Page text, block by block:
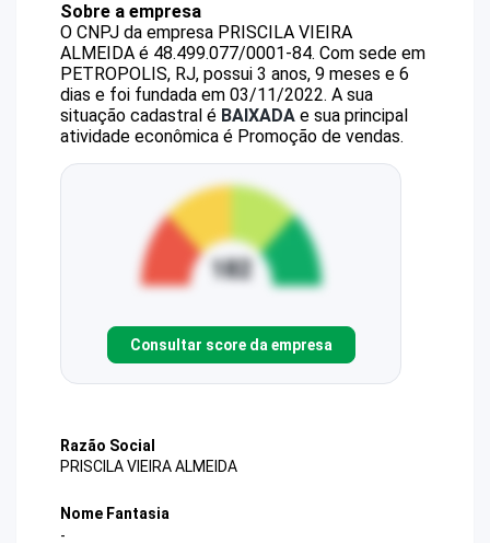
Sobre a empresa
O CNPJ da empresa PRISCILA VIEIRA
ALMEIDA é 48.499.077/0001-84. Com sede em
PETROPOLIS, RJ, possui 3 anos, 9 meses e 6
dias e foi fundada em 03/11/2022. A sua
situação cadastral é BAIXADA e sua principal
atividade econômica é Promoção de vendas.
Consultar score da empresa
Razão Social
PRISCILA VIEIRA ALMEIDA
Nome Fantasia
-